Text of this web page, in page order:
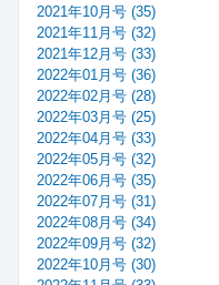
2021年10月号 (35)
2021年11月号 (32)
2021年12月号 (33)
2022年01月号 (36)
2022年02月号 (28)
2022年03月号 (25)
2022年04月号 (33)
2022年05月号 (32)
2022年06月号 (35)
2022年07月号 (31)
2022年08月号 (34)
2022年09月号 (32)
2022年10月号 (30)